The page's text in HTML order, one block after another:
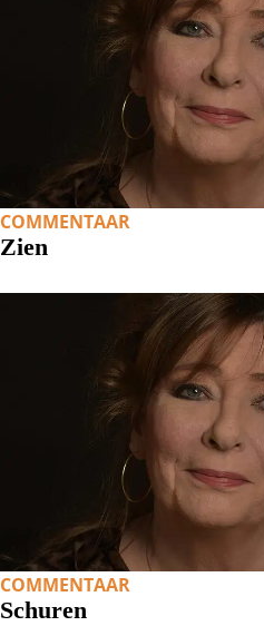
COMMENTAAR
Zien
COMMENTAAR
Schuren